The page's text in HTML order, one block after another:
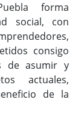
forma
social, con
consigo
de asumir y
actuales,
de la